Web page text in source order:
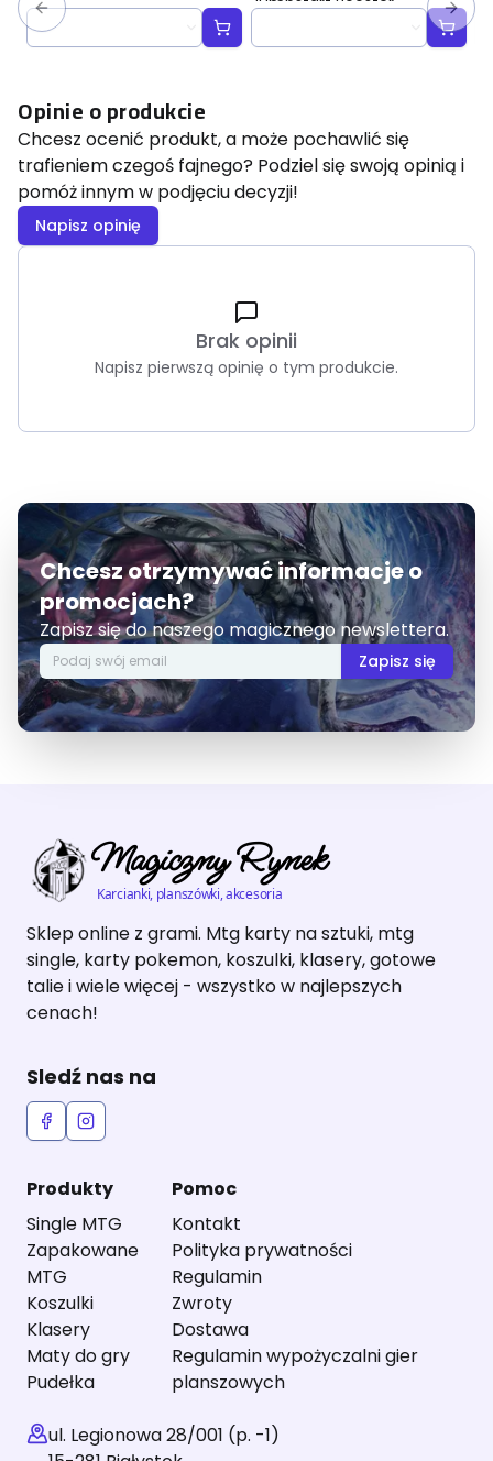
Opinie o produkcie
Chcesz ocenić produkt, a może pochawlić się
trafieniem czegoś fajnego? Podziel się swoją opinią i
pomóż innym w podjęciu decyzji!
Napisz opinię
Brak opinii
Napisz pierwszą opinię o tym produkcie.
Chcesz otrzymywać informacje o
promocjach?
Zapisz się do naszego magicznego newslettera.
Zapisz się
Magiczny Rynek
Karcianki, planszówki, akcesoria
Sklep online z grami. Mtg karty na sztuki, mtg
single, karty pokemon, koszulki, klasery, gotowe
talie i wiele więcej - wszystko w najlepszych
cenach!
Sledź nas na
Produkty
Single MTG
Zapakowane
MTG
Koszulki
Klasery
Maty do gry
Pudełka
Pomoc
Kontakt
Polityka prywatności
Regulamin
Zwroty
Dostawa
Regulamin wypożyczalni gier
planszowych
ul. Legionowa 28/001 (p. -1)